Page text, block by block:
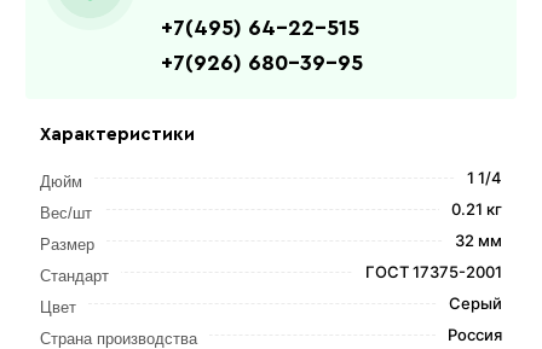
Характеристики
Дюйм 1 1/4
Вес/шт 0.21 кг
Размер 32 мм
Стандарт ГОСТ 17375-2001
Цвет Серый
Страна производства Россия
+7(495) 64-22-515
+7(926) 680-39-95